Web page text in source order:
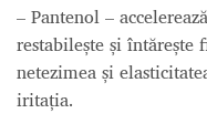
– Pantenol –
restabilește și întărește
netezimea și
iritația.